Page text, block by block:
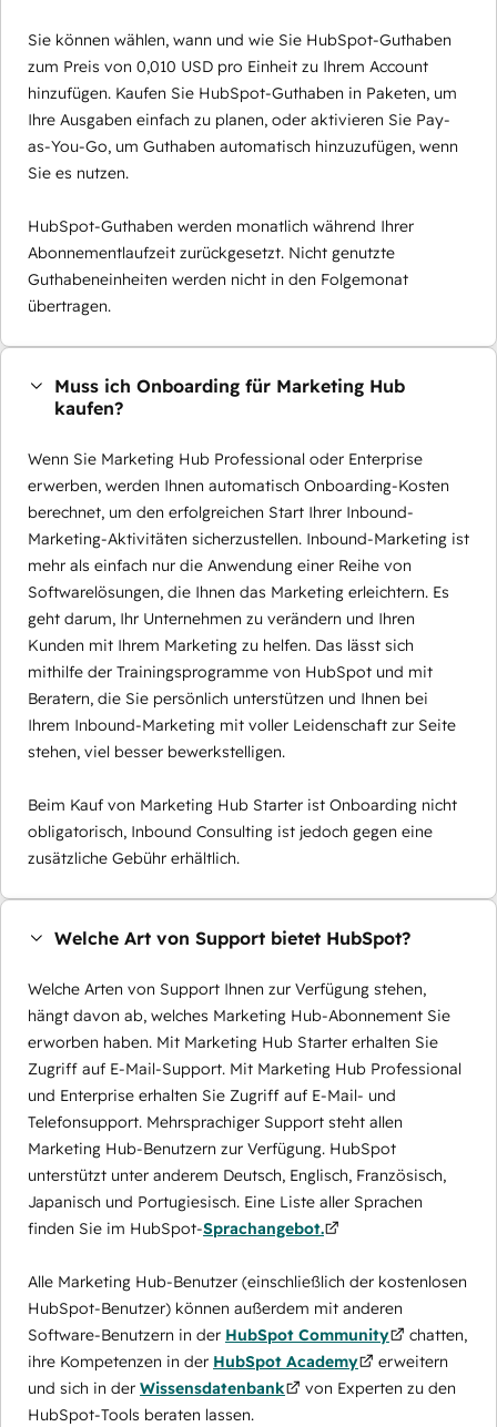
Sie können wählen, wann und wie Sie HubSpot-Guthaben
zum Preis von 0,010 USD pro Einheit zu Ihrem Account
hinzufügen. Kaufen Sie HubSpot-Guthaben in Paketen, um
Ihre Ausgaben einfach zu planen, oder aktivieren Sie Pay-
as-You-Go, um Guthaben automatisch hinzuzufügen, wenn
Sie es nutzen.
HubSpot-Guthaben werden monatlich während Ihrer
Abonnementlaufzeit zurückgesetzt. Nicht genutzte
Guthabeneinheiten werden nicht in den Folgemonat
übertragen.
Muss ich Onboarding für Marketing Hub
kaufen?
Wenn Sie Marketing Hub Professional oder Enterprise
erwerben, werden Ihnen automatisch Onboarding-Kosten
berechnet, um den erfolgreichen Start Ihrer Inbound-
Marketing-Aktivitäten sicherzustellen. Inbound-Marketing ist
mehr als einfach nur die Anwendung einer Reihe von
Softwarelösungen, die Ihnen das Marketing erleichtern. Es
geht darum, Ihr Unternehmen zu verändern und Ihren
Kunden mit Ihrem Marketing zu helfen. Das lässt sich
mithilfe der Trainingsprogramme von HubSpot und mit
Beratern, die Sie persönlich unterstützen und Ihnen bei
Ihrem Inbound-Marketing mit voller Leidenschaft zur Seite
stehen, viel besser bewerkstelligen.
Beim Kauf von Marketing Hub Starter ist Onboarding nicht
obligatorisch, Inbound Consulting ist jedoch gegen eine
zusätzliche Gebühr erhältlich.
Welche Art von Support bietet HubSpot?
Welche Arten von Support Ihnen zur Verfügung stehen,
hängt davon ab, welches Marketing Hub-Abonnement Sie
erworben haben. Mit Marketing Hub Starter erhalten Sie
Zugriff auf E-Mail-Support. Mit Marketing Hub Professional
und Enterprise erhalten Sie Zugriff auf E-Mail- und
Telefonsupport. Mehrsprachiger Support steht allen
Marketing Hub-Benutzern zur Verfügung. HubSpot
unterstützt unter anderem Deutsch, Englisch, Französisch,
Japanisch und Portugiesisch. Eine Liste aller Sprachen
finden Sie im HubSpot-Sprachangebot.
Alle Marketing Hub-Benutzer (einschließlich der kostenlosen
HubSpot-Benutzer) können außerdem mit anderen
Software-Benutzern in der HubSpot Community
chatten,
ihre Kompetenzen in der HubSpot Academy
erweitern
und sich in der Wissensdatenbank
von Experten zu den
HubSpot-Tools beraten lassen.